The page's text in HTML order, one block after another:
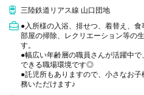
三陸鉄道リアス線 山口団地
●入所様の入浴、排せつ、着替え、食
部屋の掃除、レクリエーション等の
す。
●幅広い年齢層の職員さんが活躍中
できる職場環境です◎
●託児所もありますので、小さなお
務いただけます♪